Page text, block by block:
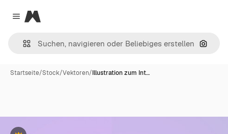
Close menu
Magnific
Nach
Startseite/Stock/Vektoren/Illustration zum Int…